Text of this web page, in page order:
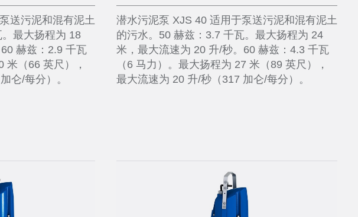
送污泥和混有泥土
最大扬程为 18
赫兹：2.9 千瓦
米（66 英尺），
仑/每分）。
潜水污泥泵 XJS 40 适用于泵送污泥和混有泥土
的污水。50 赫兹：3.7 千瓦。最大扬程为 24
米，最大流速为 20 升/秒。60 赫兹：4.3 千瓦
（6 马力）。最大扬程为 27 米（89 英尺），
最大流速为 20 升/秒（317 加仑/每分）。